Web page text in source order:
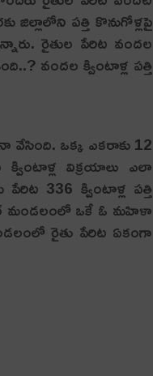
జిల్లాలోని పత్తి కొనుగోళ్లపై
రైతుల పేరిట వందల
వందల క్వింటాళ్ల పత్తి
వేసింది. ఒక్క ఎకరాకు 12
విక్ర‌యాలు ఎలా
336 క్వింటాళ్ల పత్తి
మండలంలో ఒకే ఓ మహిళా
రైతు పేరిట ఏకంగా